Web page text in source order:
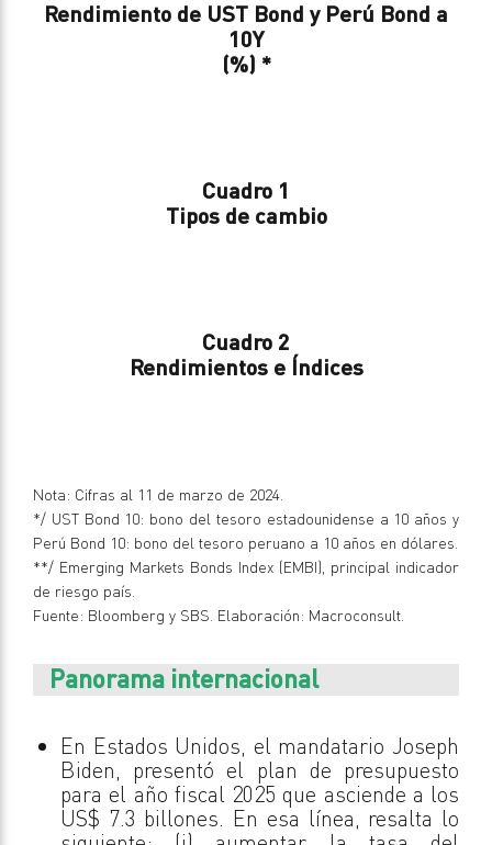
Rendimiento de UST Bond y Perú Bond a
10Y
(%) *
Cuadro 1
Tipos de cambio
Cuadro 2
Rendimientos e Índices
Nota: Cifras al 11 de marzo de 2024.
*/ UST Bond 10: bono del tesoro estadounidense a 10 años y
Perú Bond 10: bono del tesoro peruano a 10 años en dólares.
**/ Emerging Markets Bonds Index (EMBI), principal indicador
de riesgo país.
Fuente: Bloomberg y SBS. Elaboración: Macroconsult.
Panorama internacional
En Estados Unidos, el mandatario Joseph
Biden, presentó el plan de presupuesto
para el año fiscal 2025 que asciende a los
US$ 7.3 billones. En esa línea, resalta lo